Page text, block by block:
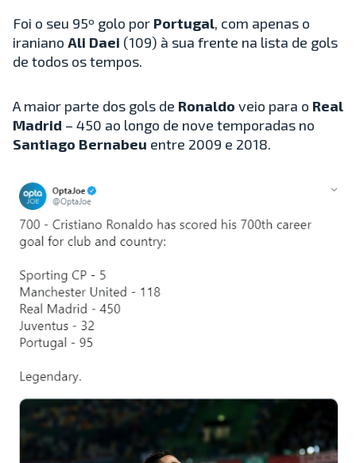
Foi o seu 95º golo por Portugal, com apenas o
iraniano Ali Daei (109) à sua frente na lista de gols
de todos os tempos.
A maior parte dos gols de Ronaldo veio para o Real
Madrid – 450 ao longo de nove temporadas no
Santiago Bernabeu entre 2009 e 2018.